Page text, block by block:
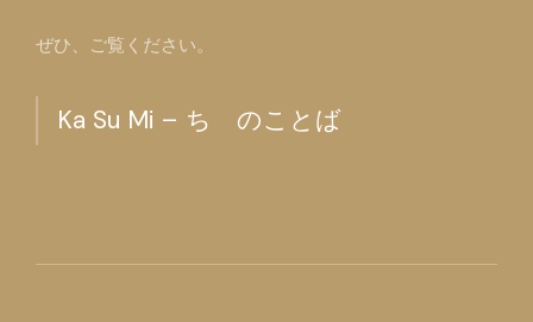
ぜひ、ご覧ください。
Ka Su Mi – ち のことば